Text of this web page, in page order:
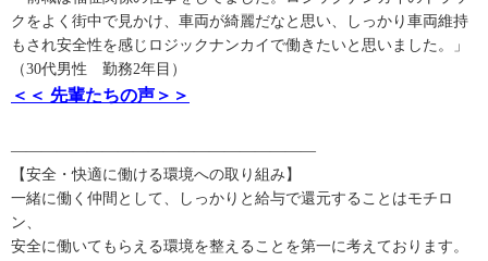
クをよく街中で見かけ、車両が綺麗だなと思い、しっかり車両維持
もされ安全性を感じロジックナンカイで働きたいと思いました。」
（30代男性 勤務2年目）
＜＜ 先輩たちの声＞＞
――――――――――――――――――――
【安全・快適に働ける環境への取り組み】
一緒に働く仲間として、しっかりと給与で還元することはモチロ
ン、
安全に働いてもらえる環境を整えることを第一に考えております。